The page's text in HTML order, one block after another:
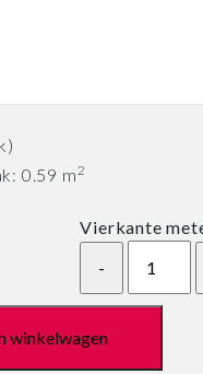
0.59 m2
Vierkante
winkelwagen